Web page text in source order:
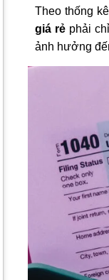
Theo thống
giá rẻphải
ảnh hưởng